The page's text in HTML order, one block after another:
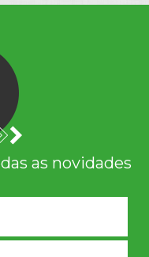
as novidades